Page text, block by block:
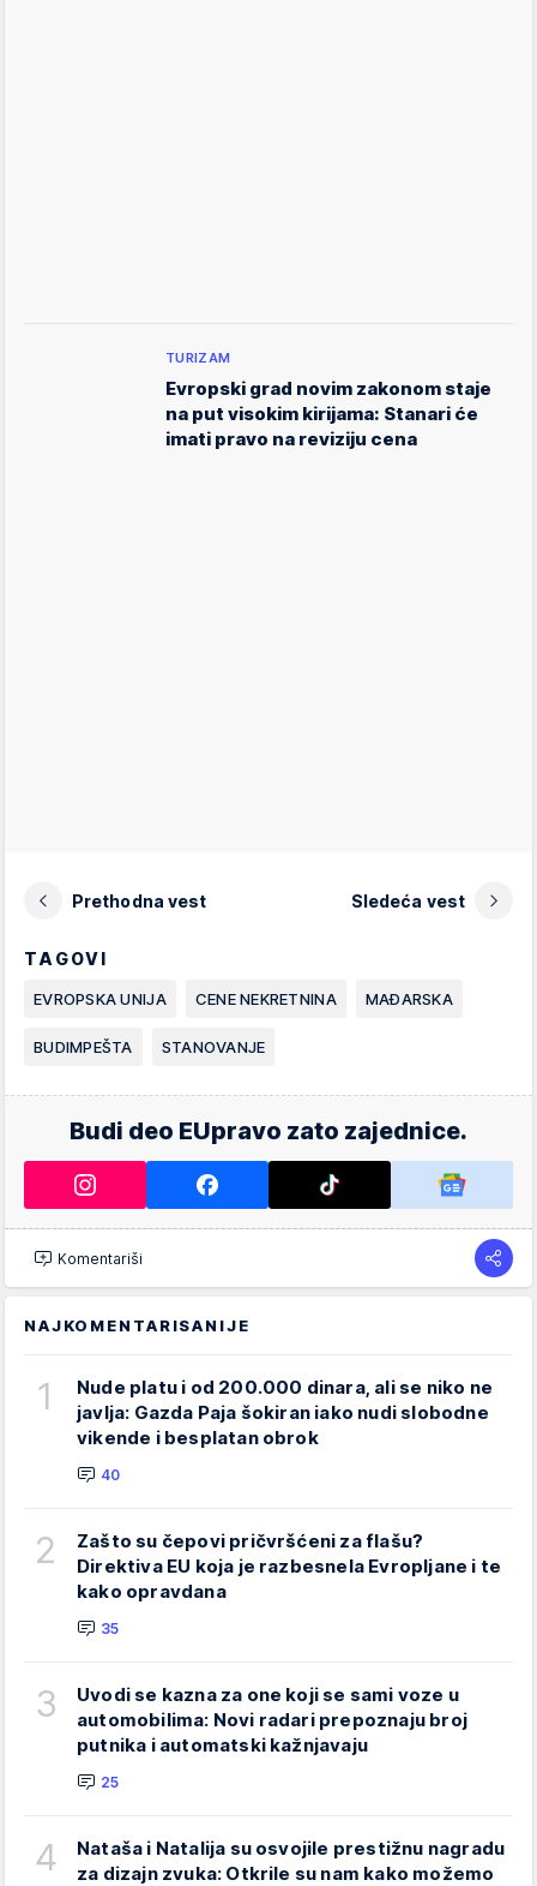
TURIZAM
Evropski grad novim zakonom staje
na put visokim kirijama: Stanari će
imati pravo na reviziju cena
Prethodna vest Sledeća vest
TAGOVI
EVROPSKA UNIJA CENE NEKRETNINA MAĐARSKA
BUDIMPEŠTA STANOVANJE
Budi deo EUpravo zato zajednice.
Komentariši
NAJKOMENTARISANIJE
1
Nude platu i od 200.000 dinara, ali se niko ne
javlja: Gazda Paja šokiran iako nudi slobodne
vikende i besplatan obrok
40
2
Zašto su čepovi pričvršćeni za flašu?
Direktiva EU koja je razbesnela Evropljane i te
kako opravdana
35
3
Uvodi se kazna za one koji se sami voze u
automobilima: Novi radari prepoznaju broj
putnika i automatski kažnjavaju
25
4
Nataša i Natalija su osvojile prestižnu nagradu
za dizajn zvuka: Otkrile su nam kako možemo